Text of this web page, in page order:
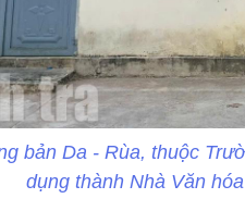
bản Da - Rùa, thuộc
dụng thành Nhà Văn